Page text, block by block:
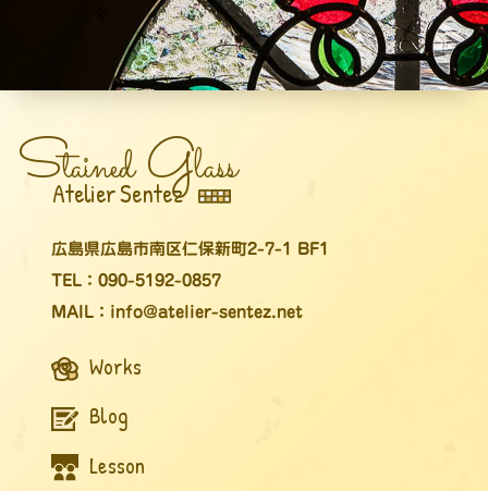
Stained Glass
Atelier Sentez
広島県広島市南区仁保新町2-7-1 BF1
TEL：090-5192-0857
MAIL：info@atelier-sentez.net
Works
Blog
Lesson